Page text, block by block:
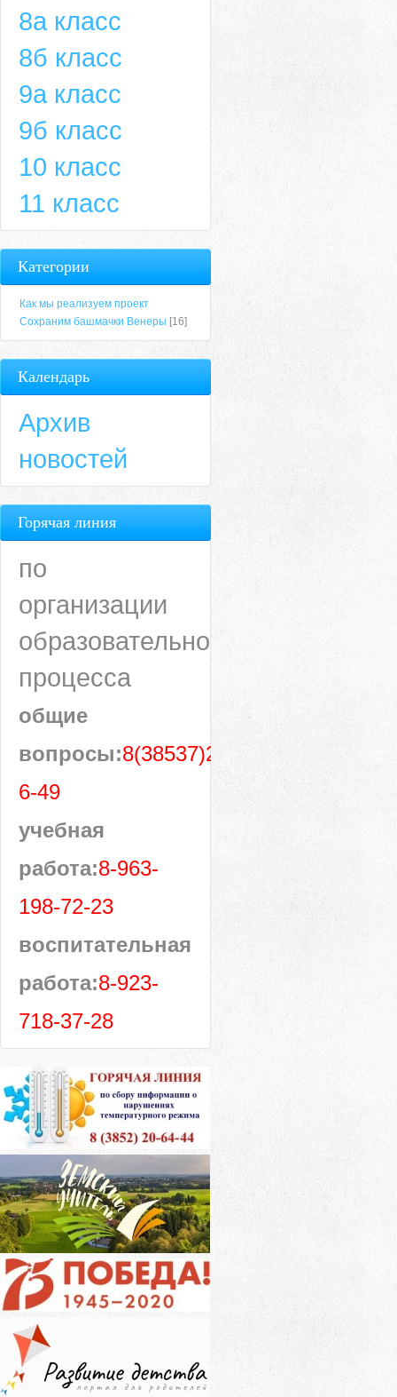
8а класс
8б класс
9а класс
9б класс
10 класс
11 класс
Категории
Как мы реализуем проект
Сохраним башмачки Венеры [16]
Календарь
Архив
новостей
Горячая линия
по
организации
образовательного
процесса
общие
вопросы:8(38537)28-
6-49
учебная
работа:8-963-
198-72-23
воспитательная
работа:8-923-
718-37-28